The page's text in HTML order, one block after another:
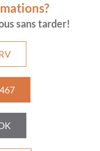
sans tarder!